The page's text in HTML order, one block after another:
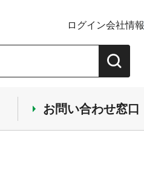
ログイン会社情報
お問い合わせ窓口